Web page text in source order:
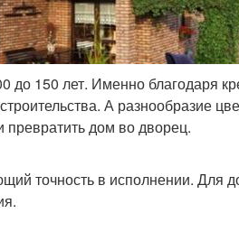
150 лет. Именно благодаря
А разнообразие
превратить дом во дворец.
точность в исполнении. Для